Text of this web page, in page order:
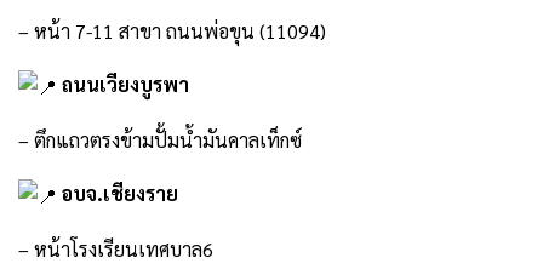
– หน้า 7-11 สาขา ถนนพ่อขุน (11094)
ถนนเวียงบูรพา
– ตึกแถวตรงข้ามปั้มน้ำมันคาลเท็กซ์
อบจ.เชียงราย
– หน้าโรงเรียนเทศบาล6